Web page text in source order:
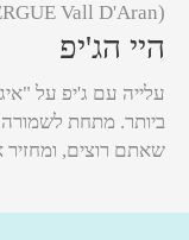
(Dera Hont 1,BAGERGUE Vall D'Aran)
היי הג'יפ
עלייה עם ג'יפ על
ביותר. מתחת
שאתם רוצים,